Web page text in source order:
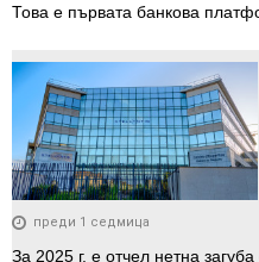
Това е първата банкова
преди 1 седмица
За 2025 г. е отчел нетна